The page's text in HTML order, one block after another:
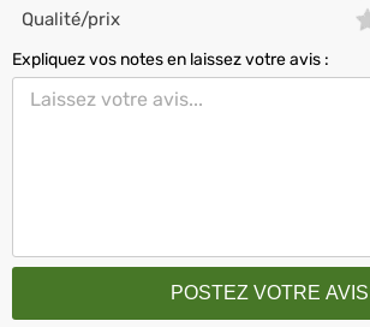
Qualité/prix
Expliquez vos notes en laissez votre avis :